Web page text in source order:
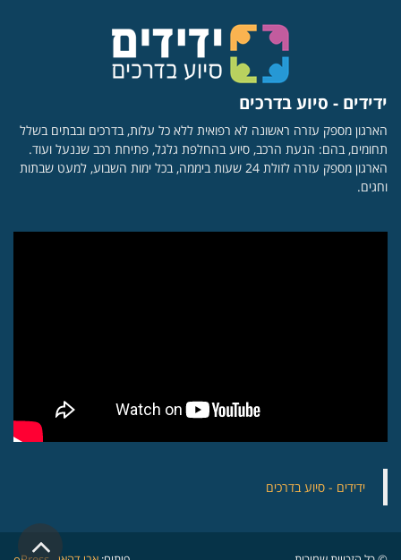
ידידים - סיוע בדרכים
הארגון מספק עזרה ראשונה לא רפואית ללא כל עלות, בדרכים ובבתים בשלל
תחומים, בהם: הנעת הרכב, סיוע בהחלפת גלגל, פתיחת רכב שננעל ועוד.
הארגון מספק עזרה לזולת 24 שעות ביממה, בכל ימות השבוע, למעט שבתות
וחגים.
‏ידידים - סיוע בדרכים